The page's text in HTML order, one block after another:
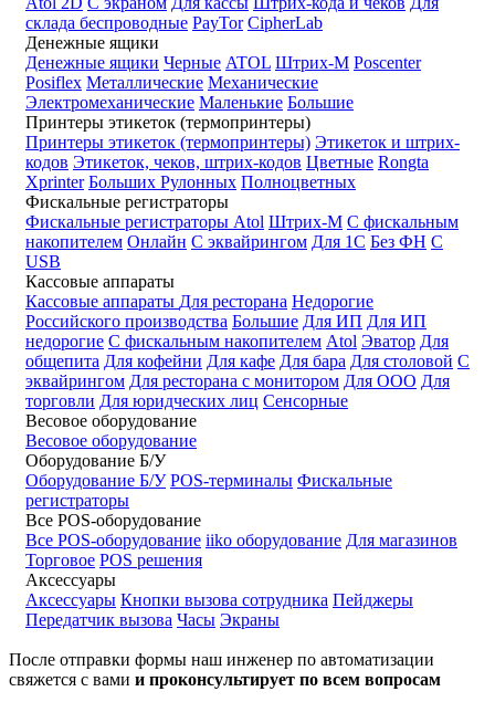
склада беспроводные PayTor CipherLab
Денежные ящики
Денежные ящики Черные ATOL Штрих-М Poscenter
Posiflex Металлические Механические
Электромеханические Маленькие Большие
Принтеры этикеток (термопринтеры)
Принтеры этикеток (термопринтеры) Этикеток и штрих-
кодов Этикеток, чеков, штрих-кодов Цветные Rongta
Xprinter Больших Рулонных Полноцветных
Фискальные регистраторы
Фискальные регистраторы Atol Штрих-М С фискальным
накопителем Онлайн С эквайрингом Для 1С Без ФН С
USB
Кассовые аппараты
Кассовые аппараты Для ресторана Недорогие
Российского производства Большие Для ИП Для ИП
недорогие С фискальным накопителем Atol Эватор Для
общепита Для кофейни Для кафе Для бара Для столовой С
эквайрингом Для ресторана с монитором Для ООО Для
торговли Для юридческих лиц Сенсорные
Весовое оборудование
Весовое оборудование
Оборудование Б/У
Оборудование Б/У POS-терминалы Фискальные
регистраторы
Все POS-оборудование
Все POS-оборудование iiko оборудование Для магазинов
Торговое POS решения
Аксессуары
Аксессуары Кнопки вызова сотрудника Пейджеры
Передатчик вызова Часы Экраны
После отправки формы наш инженер по автоматизации
свяжется с вами и проконсультирует по всем вопросам